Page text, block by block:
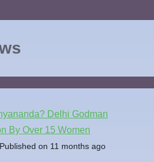
Delhi Godman
By Over 15 Women
Published on 11 months ago